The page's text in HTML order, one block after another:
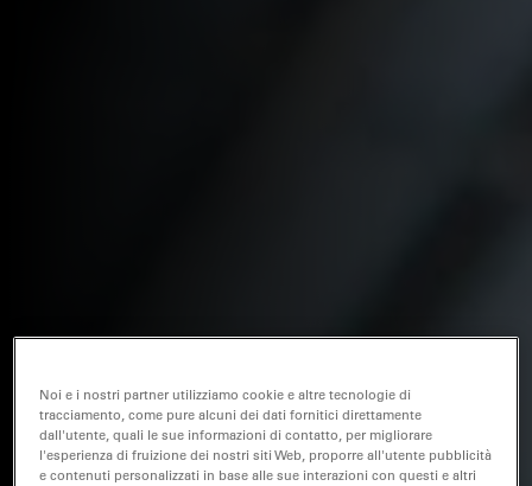
Noi e i nostri partner utilizziamo cookie e altre tecnologie di
tracciamento, come pure alcuni dei dati fornitici direttamente
dall'utente, quali le sue informazioni di contatto, per migliorare
l'esperienza di fruizione dei nostri siti Web, proporre all'utente pubblicità
e contenuti personalizzati in base alle sue interazioni con questi e altri